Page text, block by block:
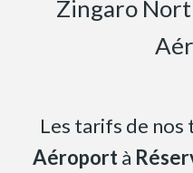
Zingaro
Les tarifs de nos
Aéroportà